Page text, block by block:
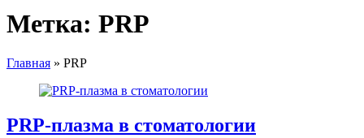
Метка: PRP
Главная » PRP
PRP-плазма в стоматологии